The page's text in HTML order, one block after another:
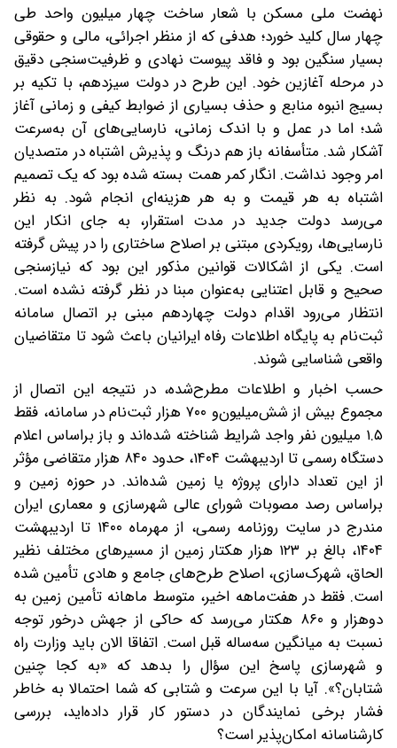
نهضت ملی مسکن با شعار ساخت چهار میلیون واحد طی
چهار سال کلید خورد؛ هدفی که از منظر اجرائی، مالی و حقوقی
بسیار سنگین بود و فاقد پیوست نهادی و ظرفیت‌سنجی دقیق
در مرحله آغازین خود. این طرح در دولت سیزدهم، با تکیه بر
بسیج انبوه منابع و حذف بسیاری از ضوابط کیفی و زمانی‌ آغاز
شد؛ اما در عمل‌ و با اندک زمانی، نارسایی‌های آن به‌سرعت
آشکار شد. متأسفانه باز هم درنگ و پذیرش اشتباه در متصدیان
امر وجود نداشت. انگار کمر همت بسته شده بود که یک تصمیم
اشتباه به هر قیمت و به هر هزینه‌ای انجام شود. به نظر
می‌رسد دولت جدید در مدت استقرار، به ‌جای انکار این
نارسایی‌ها، رویکردی مبتنی بر اصلاح ساختاری را در پیش گرفته
است. یکی از اشکالات قوانین مذکور این بود که نیازسنجی
صحیح و قابل اعتنایی به‌‌عنوان مبنا در نظر گرفته نشده است.
انتظار می‌رود اقدام دولت چهاردهم مبنی بر اتصال سامانه
ثبت‌نام به پایگاه اطلاعات رفاه ایرانیان باعث شود تا متقاضیان
واقعی شناسایی شوند.
حسب اخبار و اطلاعات مطرح‌شده، در نتیجه این اتصال از
مجموع بیش از شش‌میلیون‌و ۷۰۰ هزار ثبت‌نام در سامانه، فقط
۱.۵ میلیون نفر واجد شرایط شناخته شده‌اند و باز براساس اعلام
دستگاه رسمی تا اردیبهشت ۱۴۰۴، حدود ۸۴۰ هزار متقاضی مؤثر
از این تعداد دارای پروژه یا زمین شده‌اند. در حوزه زمین و
براساس رصد مصوبات شورای عالی شهرسازی و معماری ایران
مندرج در سایت روزنامه رسمی، از مهرماه ۱۴۰۰ تا اردیبهشت
۱۴۰۴، بالغ بر ۱۲۳ هزار هکتار زمین از مسیرهای مختلف نظیر
الحاق، شهرک‌سازی، اصلاح طرح‌های جامع و هادی تأمین شده
است. فقط در هفت‌ماهه اخیر، متوسط ماهانه تأمین زمین به
دوهزار و ‌۸۶۰ هکتار می‌رسد که حاکی از جهش درخور توجه
نسبت به میانگین سه‌ساله قبل است. اتفاقا الان باید وزارت راه
و شهرسازی پاسخ این سؤال را بدهد که‌ «به کجا چنین
شتابان؟». آیا با این سرعت و شتابی که شما احتمالا به خاطر
فشار برخی نمایندگان در دستور کار قرار داده‌اید، بررسی
کارشناسانه امکان‌پذیر است؟